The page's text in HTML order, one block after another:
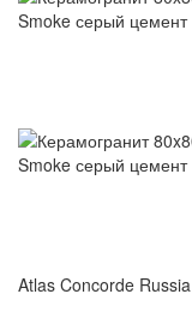
Atlas Concorde Russia